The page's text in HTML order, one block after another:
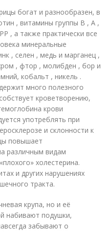
богат и разнообразен, в
, витамины группы В , А ,
, а также практически все
минеральные
, селен , медь и марганец ,
, фтор , молибден , бор и
кобальт , никель .
много полезного
кроветворению,
крови
употреблять при
и склонности к
повышает
различным видам
холестерина.
и других нарушениях
тракта.
крупа, но и её
набивают подушки,
забывают о